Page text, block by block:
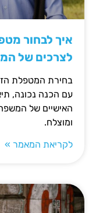
איך לבחור
לצרכים של
בחירת המטפלת
עם הכנה נכונה,
האישיים של
ומוצלח.
לקריאת המאמר »